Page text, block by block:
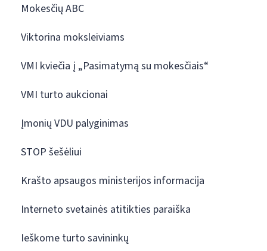
Mokesčių ABC
Viktorina moksleiviams
VMI kviečia į „Pasimatymą su mokesčiais“
VMI turto aukcionai
Įmonių VDU palyginimas
STOP šešėliui
Krašto apsaugos ministerijos informacija
Interneto svetainės atitikties paraiška
Ieškome turto savininkų